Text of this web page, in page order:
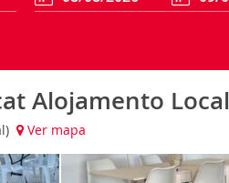
Alojamento Local
Ver mapa